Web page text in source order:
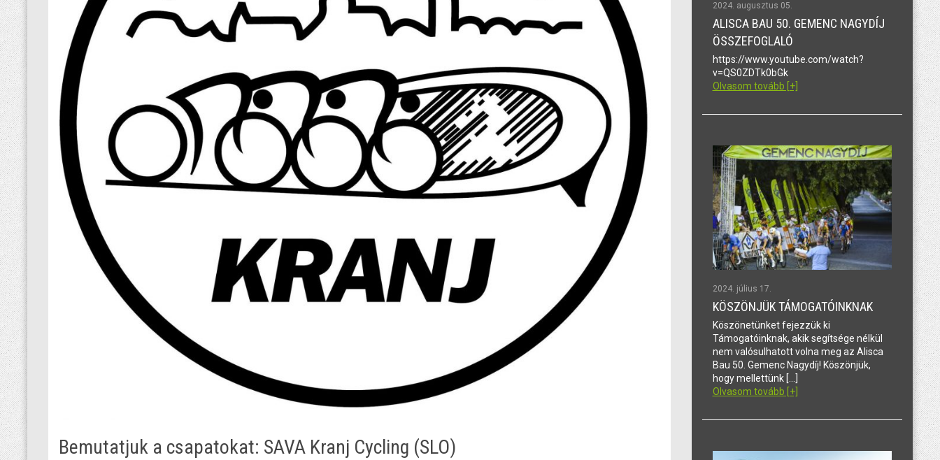
Bemutatjuk a csapatokat: SAVA Kranj Cycling (SLO)
2024. augusztus 05.
ALISCA BAU 50. GEMENC NAGYDÍJ
ÖSSZEFOGLALÓ
https://www.youtube.com/watch?
v=QS0ZDTk0bGk
Olvasom tovább [+]
2024. július 17.
KÖSZÖNJÜK TÁMOGATÓINKNAK
Köszönetünket fejezzük ki
Támogatóinknak, akik segítsége nélkül
nem valósulhatott volna meg az Alisca
Bau 50. Gemenc Nagydíj! Köszönjük,
hogy mellettünk […]
Olvasom tovább [+]